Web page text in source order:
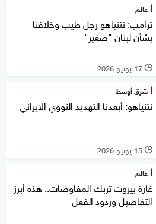
عالم
⁠ترامب: نتنياهو رجل طيب وخلافنا
بشأن لبنان "صغير"
l 17 يونيو 2026
شرق أوسط
نتنياهو: أبعدنا التهديد النووي الإيراني
l 15 يونيو 2026
عالم
غارة بيروت تربك المفاوضات.. هذه أبرز
التفاصيل وردود الفعل